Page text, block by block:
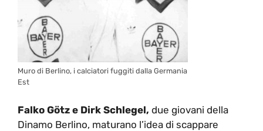
Muro di Berlino, i calciatori fuggiti dalla Germania
Est
Falko Götz e Dirk Schlegel, due giovani della
Dinamo Berlino, maturano l’idea di scappare